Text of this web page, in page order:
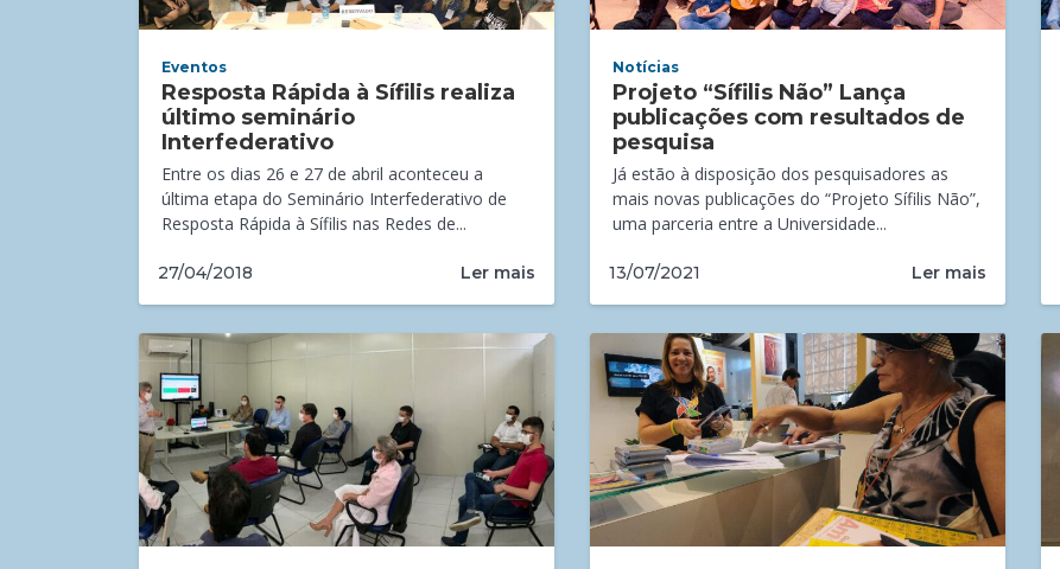
Eventos
Resposta Rápida à Sífilis realiza
último seminário
Interfederativo
Entre os dias 26 e 27 de abril aconteceu a
última etapa do Seminário Interfederativo de
Resposta Rápida à Sífilis nas Redes de...
27/04/2018 Ler mais
Notícias
Projeto “Sífilis Não” Lança
publicações com resultados de
pesquisa
Já estão à disposição dos pesquisadores as
mais novas publicações do “Projeto Sífilis Não”,
uma parceria entre a Universidade...
13/07/2021 Ler mais